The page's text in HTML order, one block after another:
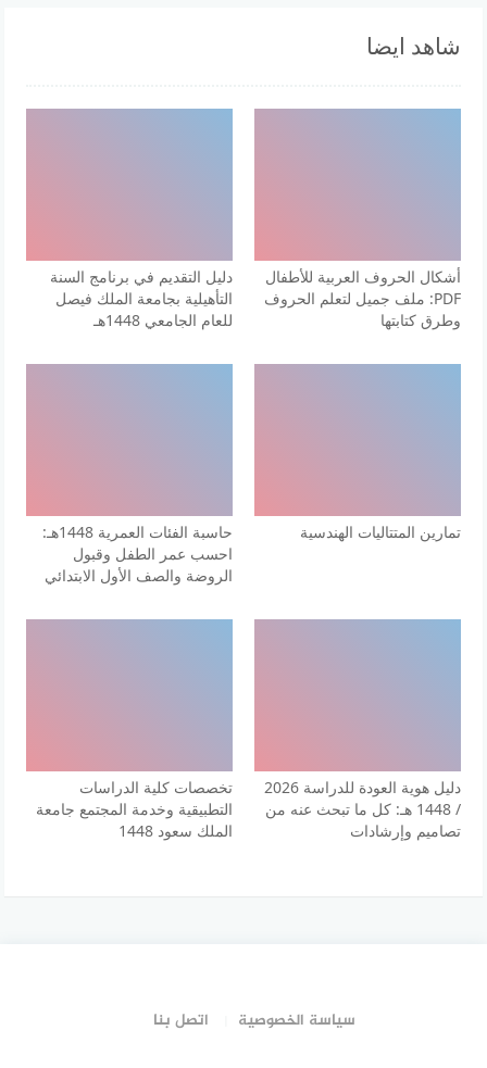
شاهد ايضا
أشكال الحروف العربية للأطفال
PDF: ملف جميل لتعلم الحروف
وطرق كتابتها
دليل التقديم في برنامج السنة
التأهيلية بجامعة الملك فيصل
للعام الجامعي 1448هـ
تمارين المتتاليات الهندسية
حاسبة الفئات العمرية 1448هـ:
احسب عمر الطفل وقبول
الروضة والصف الأول الابتدائي
دليل هوية العودة للدراسة 2026
/ 1448 هـ: كل ما تبحث عنه من
تصاميم وإرشادات
تخصصات كلية الدراسات
التطبيقية وخدمة المجتمع جامعة
الملك سعود 1448
سياسة الخصوصية اتصل بنا